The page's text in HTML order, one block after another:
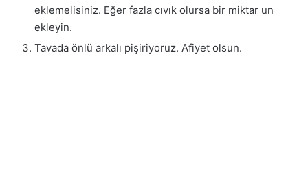
eklemelisiniz. Eğer fazla cıvık olursa bir miktar un
ekleyin.
Tavada önlü arkalı pişiriyoruz. Afiyet olsun.